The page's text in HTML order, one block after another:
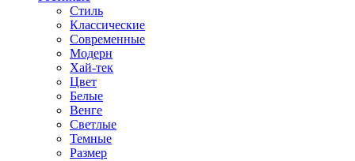
Стиль
Классические
Современные
Модерн
Хай-тек
Цвет
Белые
Венге
Светлые
Темные
Размер